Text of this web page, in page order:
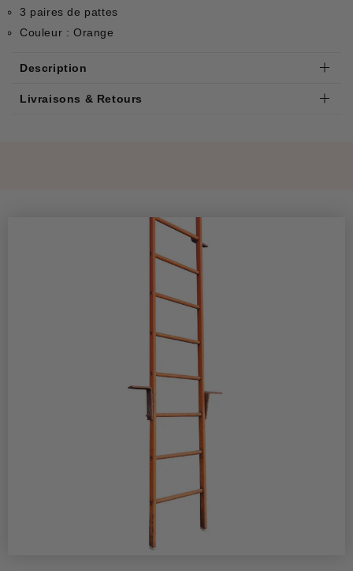
3 paires de pattes
Couleur : Orange
Description
Livraisons & Retours